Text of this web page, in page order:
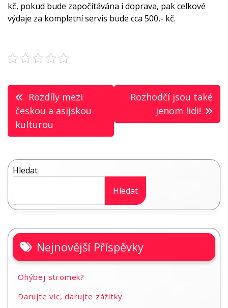
kč, pokud bude započítávána i doprava, pak celkové
výdaje za kompletní servis bude cca 500,- kč.
Navigace
pro
příspěvek
Rozdíly mezi
českou a asijskou
kulturou
Rozhodčí jsou také
jenom lidi!
Hledat
Hledat
Nejnovější Příspěvky
Ohýbej stromek?
Darujte víc, darujte zážitky